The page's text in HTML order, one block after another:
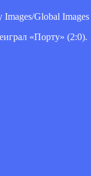
Images/Global
«Порту» (2:0).